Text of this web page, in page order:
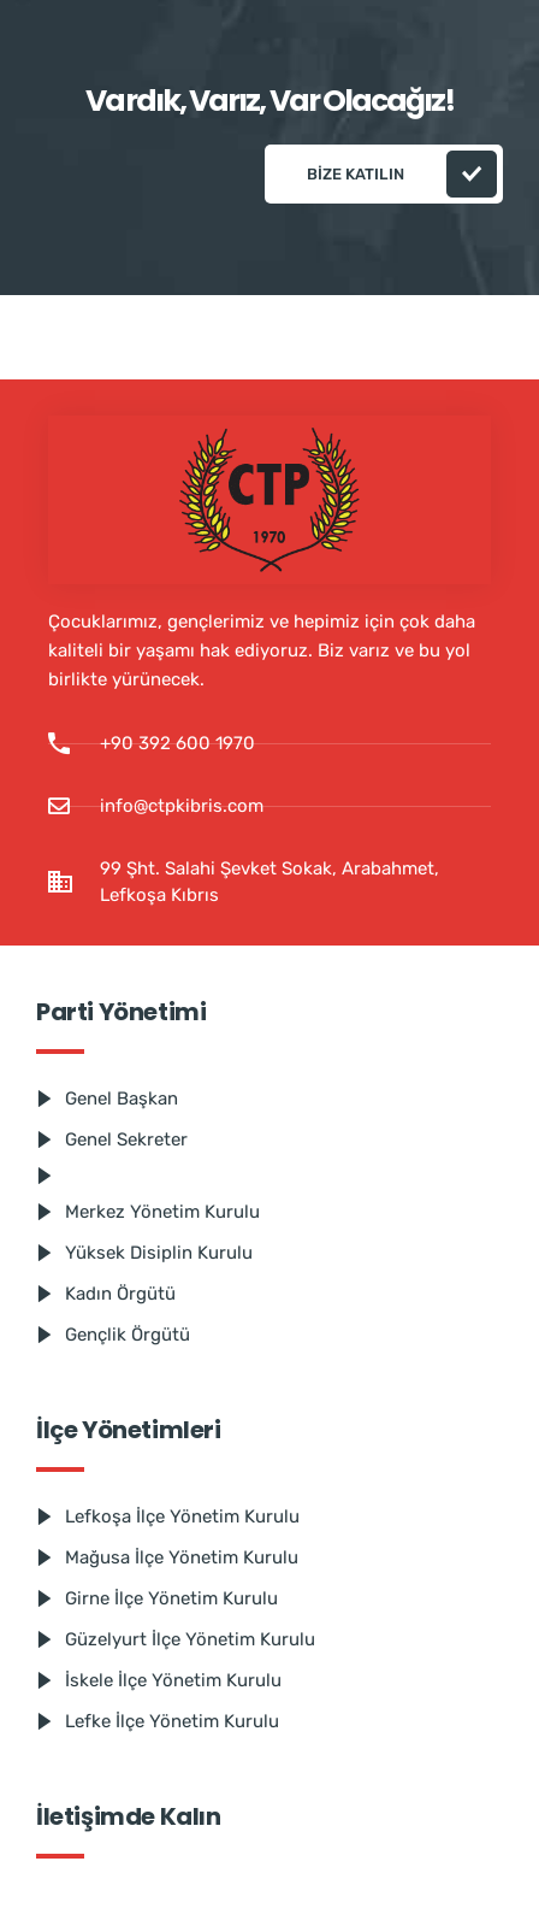
Vardık, Varız, Var Olacağız!
BIZE KATILIN
Çocuklarımız, gençlerimiz ve hepimiz için çok daha
kaliteli bir yaşamı hak ediyoruz. Biz varız ve bu yol
birlikte yürünecek.
+90 392 600 1970
info@ctpkibris.com
99 Şht. Salahi Şevket Sokak, Arabahmet,
Lefkoşa Kıbrıs
Parti Yönetimi
Genel Başkan
Genel Sekreter
Merkez Yönetim Kurulu
Yüksek Disiplin Kurulu
Kadın Örgütü
Gençlik Örgütü
İlçe Yönetimleri
Lefkoşa İlçe Yönetim Kurulu
Mağusa İlçe Yönetim Kurulu
Girne İlçe Yönetim Kurulu
Güzelyurt İlçe Yönetim Kurulu
İskele İlçe Yönetim Kurulu
Lefke İlçe Yönetim Kurulu
İletişimde Kalın